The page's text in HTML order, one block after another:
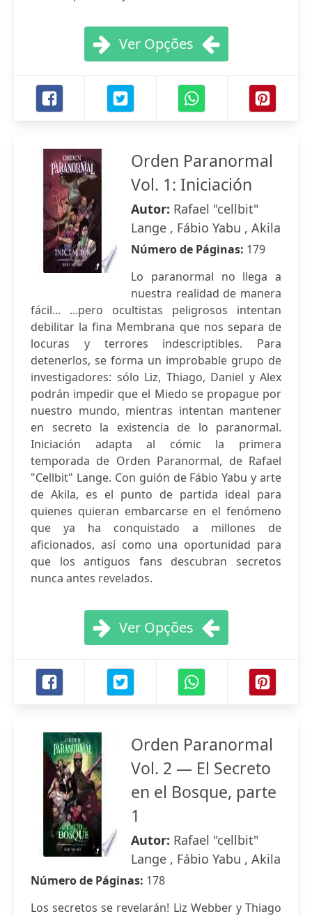
Ver Opções
Orden Paranormal
Vol. 1: Iniciación
Autor: Rafael "cellbit"
Lange , Fábio Yabu , Akila
Número de Páginas: 179
Lo paranormal no llega a
nuestra realidad de manera
fácil... ...pero ocultistas peligrosos intentan
debilitar la fina Membrana que nos separa de
locuras y terrores indescriptibles. Para
detenerlos, se forma un improbable grupo de
investigadores: sólo Liz, Thiago, Daniel y Alex
podrán impedir que el Miedo se propague por
nuestro mundo, mientras intentan mantener
en secreto la existencia de lo paranormal.
Iniciación adapta al cómic la primera
temporada de Orden Paranormal, de Rafael
"Cellbit" Lange. Con guión de Fábio Yabu y arte
de Akila, es el punto de partida ideal para
quienes quieran embarcarse en el fenómeno
que ya ha conquistado a millones de
aficionados, así como una oportunidad para
que los antiguos fans descubran secretos
nunca antes revelados.
Ver Opções
Orden Paranormal
Vol. 2 — El Secreto
en el Bosque, parte
1
Autor: Rafael "cellbit"
Lange , Fábio Yabu , Akila
Número de Páginas: 178
Los secretos se revelarán! Liz Webber y Thiago